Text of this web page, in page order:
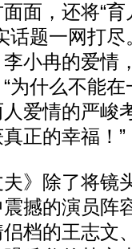
面，还将“育
话题一网打
小冉的爱情
为什么不能在
爱情的严峻
正的幸福！”
除了将镜
撼的演员阵
档的王志文